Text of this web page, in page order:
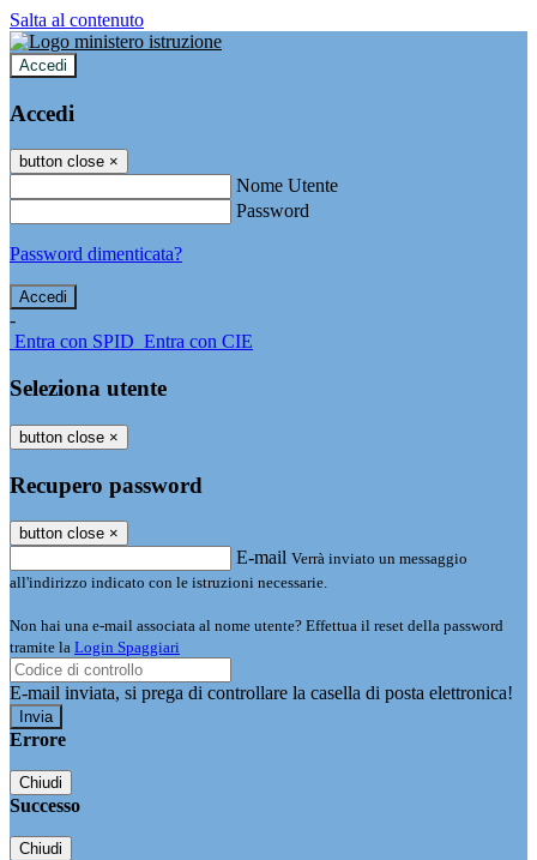
Salta al contenuto
Accedi
Accedi
button close ×
Nome Utente
Password
Password dimenticata?
-
Entra con SPID Entra con CIE
Seleziona utente
button close ×
Recupero password
button close ×
E-mail Verrà inviato un messaggio
all'indirizzo indicato con le istruzioni necessarie.
Non hai una e-mail associata al nome utente? Effettua il reset della password
tramite la Login Spaggiari
E-mail inviata, si prega di controllare la casella di posta elettronica!
Errore
Chiudi
Successo
Chiudi